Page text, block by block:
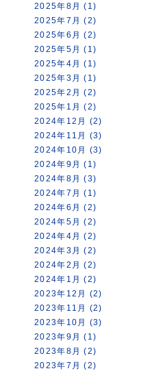
2025年8月 (1)
2025年7月 (2)
2025年6月 (2)
2025年5月 (1)
2025年4月 (1)
2025年3月 (1)
2025年2月 (2)
2025年1月 (2)
2024年12月 (2)
2024年11月 (3)
2024年10月 (3)
2024年9月 (1)
2024年8月 (3)
2024年7月 (1)
2024年6月 (2)
2024年5月 (2)
2024年4月 (2)
2024年3月 (2)
2024年2月 (2)
2024年1月 (2)
2023年12月 (2)
2023年11月 (2)
2023年10月 (3)
2023年9月 (1)
2023年8月 (2)
2023年7月 (2)